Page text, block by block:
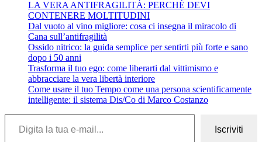
LA VERA ANTIFRAGILITÀ: PERCHÉ DEVI
CONTENERE MOLTITUDINI
Dal vuoto al vino migliore: cosa ci insegna il miracolo di
Cana sull’antifragilità
Ossido nitrico: la guida semplice per sentirti più forte e sano
dopo i 50 anni
Trasforma il tuo ego: come liberarti dal vittimismo e
abbracciare la vera libertà interiore
Come usare il tuo Tempo come una persona scientificamente
intelligente: il sistema Dis/Co di Marco Costanzo
Digita la tua e-mail...
Iscriviti